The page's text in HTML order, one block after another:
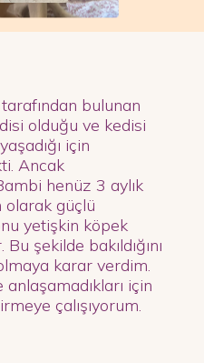
bulunan
olduğu ve kedisi
için
Ancak
henüz 3 aylık
olarak güçlü
yetişkin köpek
şekilde bakıldığını
karar verdim.
için
çalışıyorum.